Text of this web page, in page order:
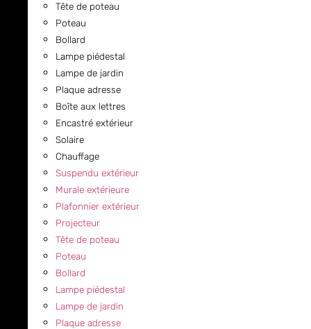
Tête de poteau
Poteau
Bollard
Lampe piédestal
Lampe de jardin
Plaque adresse
Boîte aux lettres
Encastré extérieur
Solaire
Chauffage
Suspendu extérieur
Murale extérieure
Plafonnier extérieur
Projecteur
Tête de poteau
Poteau
Bollard
Lampe piédestal
Lampe de jardin
Plaque adresse